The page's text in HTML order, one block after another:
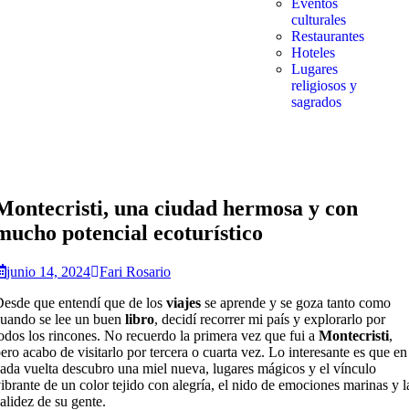
Eventos
culturales
Restaurantes
Hoteles
Lugares
religiosos y
sagrados
una ciudad hermosa y con
potencial ecoturístico
junio 14, 2024 Fari Rosario
que entendí que de los viajes se aprende y se goza tanto como
se lee un buen libro, decidí recorrer mi país y explorarlo por
los rincones. No recuerdo la primera vez que fui a Montecristi,
acabo de visitarlo por tercera o cuarta vez. Lo interesante es que en
vuelta descubro una miel nueva, lugares mágicos y el vínculo
de un color tejido con alegría, el nido de emociones marinas y
de su gente.